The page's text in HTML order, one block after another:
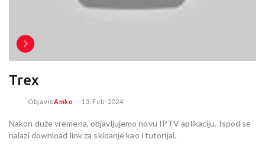
Trex
ObjavioAmko -- 13-Feb-2024
Nakon duže vremena, objavljujemo novu IPTV aplikaciju. Ispod se
nalazi download link za skidanje kao i tutorijal.